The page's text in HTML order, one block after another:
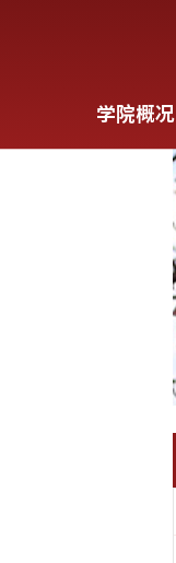
学院概况